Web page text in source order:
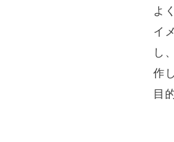
よ
イ
し
作
目